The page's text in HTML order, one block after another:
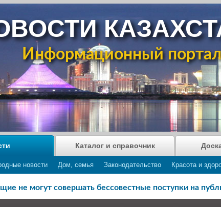
Информационный портал
новости Дом, семья Законодательство Красота и
Каталог и справочник
не могут совершать бессовестные поступки на